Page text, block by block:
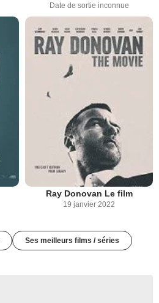
Date de sortie inconnue
Ray Donovan Le film
19 janvier 2022
Ses meilleurs films / séries